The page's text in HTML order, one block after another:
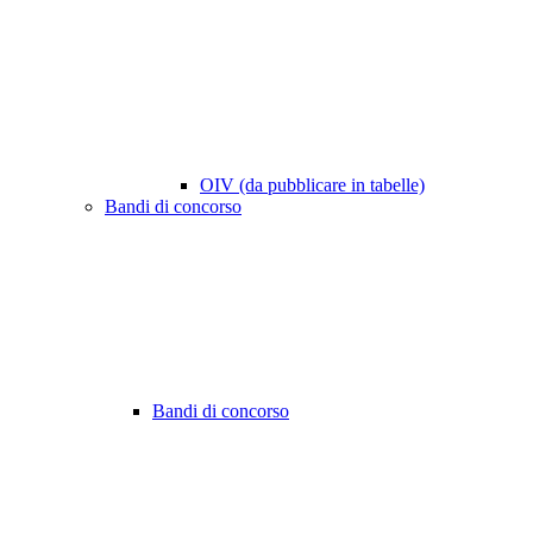
OIV (da pubblicare in tabelle)
Bandi di concorso
Bandi di concorso